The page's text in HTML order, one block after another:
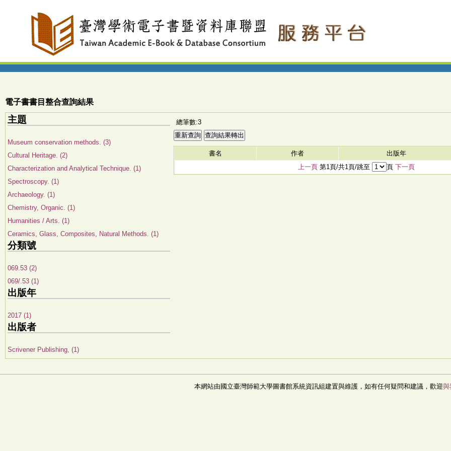
電子書書目整合查詢結果
主題
Museum conservation methods. (3)
Cultural Heritage. (2)
Characterization and Analytical Technique. (1)
Spectroscopy. (1)
Archaeology. (1)
Chemistry, Organic. (1)
Humanities / Arts. (1)
Ceramics, Glass, Composites, Natural Methods. (1)
分類號
069.53 (2)
069/.53 (1)
出版年
2017 (1)
出版者
Scrivener Publishing, (1)
總筆數:3
書名 作者 出版年
上一頁第1頁/共1頁/跳至 頁 下一頁
本網站由國立臺灣師範大學圖書館系統資訊組建置與維護，如有任何疑問和建議，歡迎與